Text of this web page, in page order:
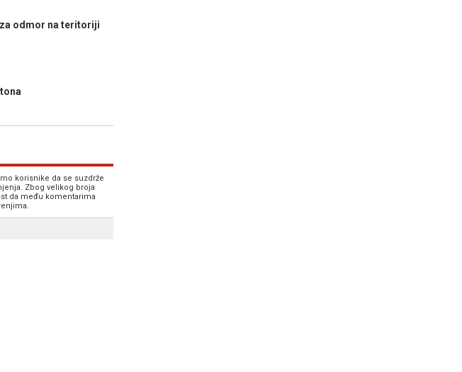
za odmor na teritoriji
korisnike da se suzdrže
Zbog velikog broja
da među komentarima